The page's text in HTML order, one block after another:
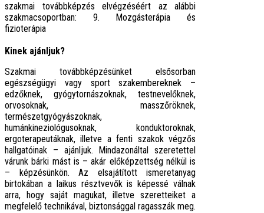
szakmai továbbképzés elvégzéséért az alábbi
szakmacsoportban: 9. Mozgásterápia és
fizioterápia
Kinek ajánljuk?
Szakmai továbbképzésünket elsősorban
egészségügyi vagy sport szakembereknek –
edzőknek, gyógytornászoknak, testnevelőknek,
orvosoknak, masszőröknek,
természetgyógyászoknak,
humánkineziológusoknak, konduktoroknak,
ergoterapeutáknak, illetve a fenti szakok végzős
hallgatóinak – ajánljuk. Mindazonáltal szeretettel
várunk bárki mást is – akár előképzettség nélkül is
– képzésünkön. Az elsajátított ismeretanyag
birtokában a laikus résztvevők is képessé válnak
arra, hogy saját magukat, illetve szeretteiket a
megfelelő technikával, biztonsággal ragasszák meg.